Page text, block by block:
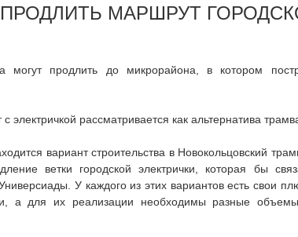
МАРШРУТ
могут продлить до микрорайона, в котором
рассматривается как альтернатива
вариант строительства в Новокольцовский
ветки городской электрички, которая бы
У каждого из этих вариантов есть свои
а для их реализации необходимы разные